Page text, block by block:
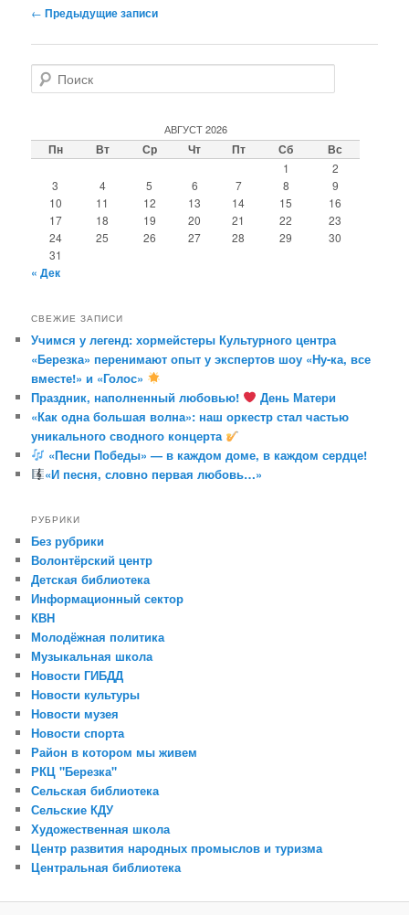
Навигация
записям
← Предыдущие записи
о
к
АВГУСТ 2026
Пн Вт Ср Чт Пт Сб Вс
1
2
3
4 5 6 7 8
9
10
11 12 13 14 15
16
17
18 19 20 21 22
23
24
25 26 27 28 29
30
31
« Дек
СВЕЖИЕ ЗАПИСИ
Учимся у легенд: хормейстеры Культурного центра
«Березка» перенимают опыт у экспертов шоу «Ну-ка, все
вместе!» и «Голос»
Праздник, наполненный любовью!
День Матери
«Как одна большая волна»: наш оркестр стал частью
уникального сводного концерта
«Песни Победы» — в каждом доме, в каждом сердце!
«И песня, словно первая любовь…»
РУБРИКИ
Без рубрики
Волонтёрский центр
Детская библиотека
Информационный сектор
КВН
Молодёжная политика
Музыкальная школа
Новости ГИБДД
Новости культуры
Новости музея
Новости спорта
Район в котором мы живем
РКЦ "Березка"
Сельская библиотека
Сельские КДУ
Художественная школа
Центр развития народных промыслов и туризма
Центральная библиотека